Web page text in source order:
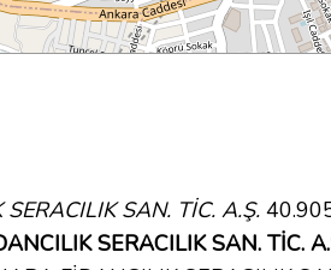
SAN. TİC. A.Ş.
SERACILIK SAN. TİC.